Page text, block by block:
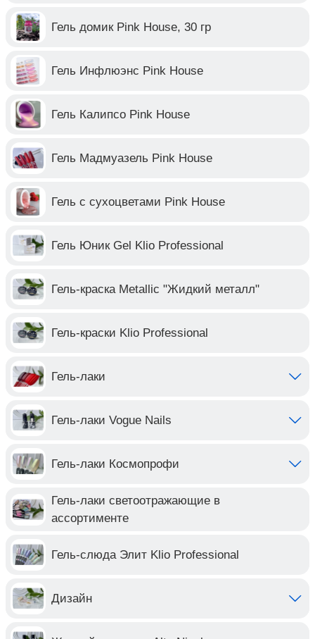
Гель домик Pink House, 30 гр
Гель Инфлюэнс Pink House
Гель Калипсо Pink House
Гель Мадмуазель Pink House
Гель с сухоцветами Pink House
Гель Юник Gel Klio Professional
Гель-краска Metallic "Жидкий металл"
Гель-краски Klio Professional
Гель-лаки
Гель-лаки Vogue Nails
Гель-лаки Космопрофи
Гель-лаки светоотражающие в
ассортименте
Гель-слюда Элит Klio Professional
Дизайн